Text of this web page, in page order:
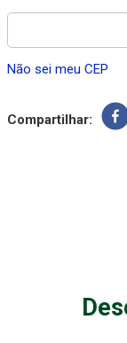
Não sei meu CEP
Compartilhar